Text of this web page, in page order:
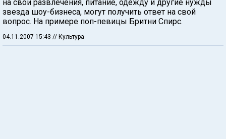
на свои развлечения, питание, одежду и другие нужды
звезда шоу-бизнеса, могут получить ответ на свой
вопрос. На примере поп-певицы Бритни Спирс.
04.11.2007 15:43 // Культура